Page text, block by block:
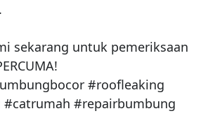
sekarang untuk pemeriksaan
#roofleaking
#repairbumbung